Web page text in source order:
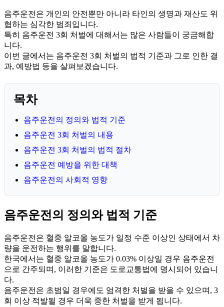
음주운전은 개인의 안전뿐만 아니라 타인의 생명과 재산도 위
협하는 심각한 범죄입니다.
특히 음주운전 3회 처벌에 대해서는 많은 사람들이 궁금해합
니다.
이번 글에서는 음주운전 3회 처벌의 법적 기준과 그로 인한 결
과, 예방법 등을 살펴보겠습니다.
목차
음주운전의 정의와 법적 기준
음주운전 3회 처벌의 내용
음주운전 3회 처벌의 법적 절차
음주운전 예방을 위한 대책
음주운전의 사회적 영향
음주운전의 정의와 법적 기준
음주운전은 혈중 알코올 농도가 일정 수준 이상인 상태에서 차
량을 운전하는 행위를 말합니다.
한국에서는 혈중 알코올 농도가 0.03% 이상일 경우 음주운전
으로 간주되며, 이러한 기준은 도로교통법에 명시되어 있습니
다.
음주운전은 초범일 경우에도 엄격한 처벌을 받을 수 있으며, 3
회 이상 적발될 경우 더욱 중한 처벌을 받게 됩니다.